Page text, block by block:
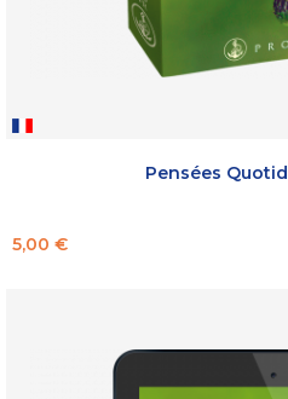
Pensées
Prix
5,00 €